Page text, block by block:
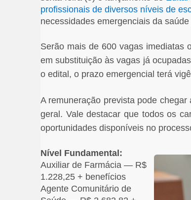
profissionais de diversos níveis de
necessidades emergenciais da
Serão mais de 600 vagas imediatas
em substituição às vagas já
o edital, o prazo emergencial terá
A remuneração prevista pode
geral. Vale destacar que todos os
oportunidades disponíveis no
Nível Fundamental:
Auxiliar de Farmácia — R$
1.228,25 + benefícios
Agente Comunitário de